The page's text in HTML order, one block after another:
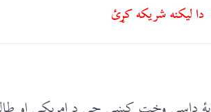
دا ليکنه شريکه کړئ